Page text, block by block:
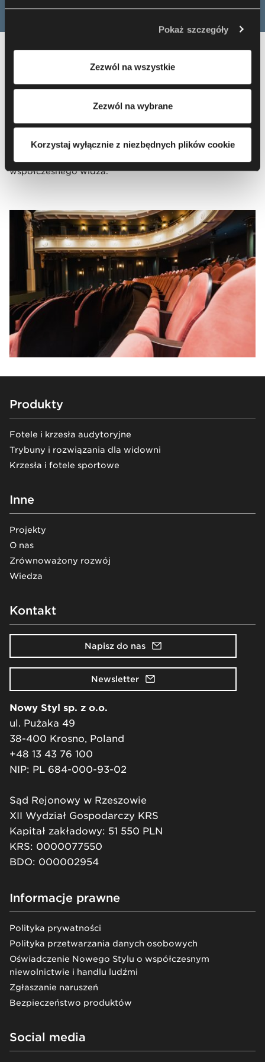
jest Nowy Styl sp. z o.o. W pewnych przypadkach
administratorami danych mogą być również nasi
korzystania przez nas i naszych partnerów z plików
cookie oraz przetwarzania Twoich danych osobowych, w
tym o przysługujących Ci uprawnieniach, zachęcamy do
Pokaż szczegóły
Zezwól na wszystkie
Zezwól na wybrane
Korzystaj wyłącznie z niezbędnych plików cookie
Subtelne połączenie przeszłości i
Renowacja Teatru im. Stefana Żeromskiego w Kielcach,
to przykład inwestycji, w której współpraca
pozwoliła stworzyć widownie wpisujące się w estetykę
zabytkowego teatru, zachowując jego wyjątkowy
klimat i jednocześnie odpowiadają na potrzeby
współczesnego widza.
Footer
Produkty
Fotele i krzesła audytoryjne
Trybuny i rozwiązania dla widowni
Krzesła i fotele sportowe
Inne
Projekty
O nas
Zrównoważony rozwój
Wiedza
Kontakt
Napisz do nas
Newsletter
Nowy Styl sp. z o.o.
ul. Pużaka 49
38-400 Krosno, Poland
+48 13 43 76 100
NIP: PL 684-000-93-02
Sąd Rejonowy w Rzeszowie
XII Wydział Gospodarczy KRS
Kapitał zakładowy: 51 550 PLN
KRS: 0000077550
BDO: 000002954
Informacje prawne
Polityka prywatności
Polityka przetwarzania danych osobowych
Oświadczenie Nowego Stylu o współczesnym
niewolnictwie i handlu ludźmi
Zgłaszanie naruszeń
Bezpieczeństwo produktów
Social media